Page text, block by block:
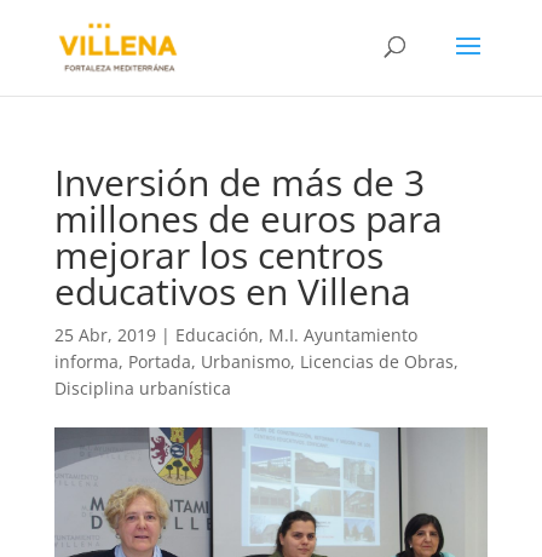
Inversión de más de 3
millones de euros para
mejorar los centros
educativos en Villena
25 Abr, 2019| Educación, M.I. Ayuntamiento
informa, Portada, Urbanismo, Licencias de Obras,
Disciplina urbanística